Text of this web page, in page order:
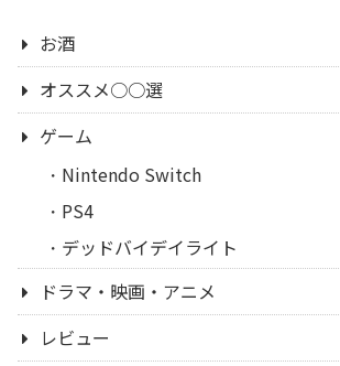
お酒
オススメ○○選
ゲーム
Nintendo Switch
PS4
デッドバイデイライト
ドラマ・映画・アニメ
レビュー